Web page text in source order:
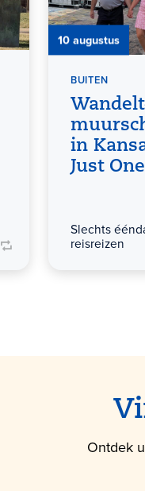
10 augustus
BUITEN
in
Just
Slechts
reisreizen
Ontdek